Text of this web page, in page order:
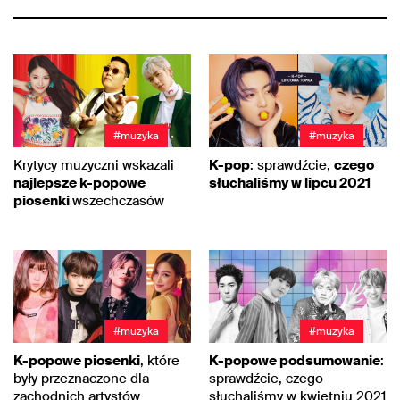
#muzyka
Krytycy muzyczni wskazali
najlepsze k-popowe
piosenkiwszechczasów
#muzyka
K-pop: sprawdźcie, czego
słuchaliśmy w lipcu 2021
#muzyka
K-popowe piosenki, które
były przeznaczone dla
zachodnich artystów
#muzyka
K-popowe podsumowanie:
sprawdźcie, czego
słuchaliśmy w kwietniu 2021